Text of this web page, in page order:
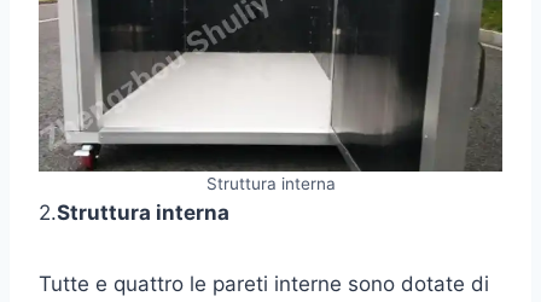
Struttura interna
2.Struttura interna
Tutte e quattro le pareti interne sono dotate di